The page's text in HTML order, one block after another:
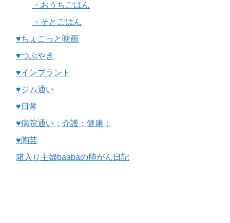
・おうちごはん
・そとごはん
♥ちょこっと映画
♥つぶやき
♥インプラント
♥ジム通い
♥日常
♥病院通い：介護：健康：
♥陶芸
箱入り主婦baabaの肺がん日記